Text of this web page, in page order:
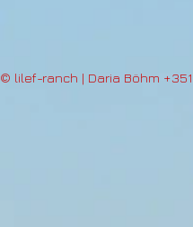
© lilef-ranch | Daria Böhm